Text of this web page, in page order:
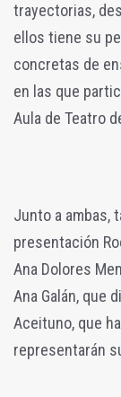
trayectorias,
ellos tiene su
concretas de
en las que
Aula de Teatro
Junto a ambas,
presentación
Ana Dolores
Ana Galán, que
Aceituno, que
representarán